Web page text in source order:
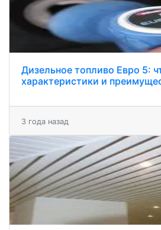
Дизельное топливо Евро 5:
характеристики и
3 года назад